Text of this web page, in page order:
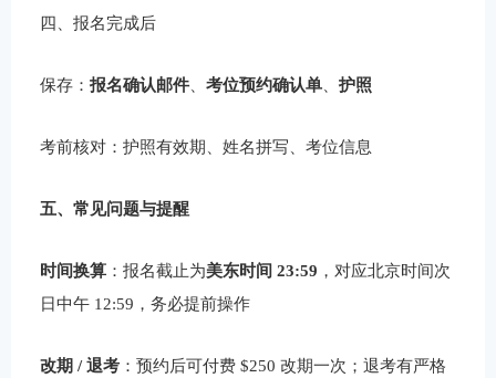
四、报名完成后
保存：报名确认邮件 、考位预约确认单 、护照
考前核对：护照有效期、姓名拼写、考位信息
五、常见问题与提醒
时间换算 ：报名截止为美东时间 23:59 ，对应北京时间次
日中午 12:59，务必提前操作
改期 / 退考 ：预约后可付费 $250 改期一次；退考有严格